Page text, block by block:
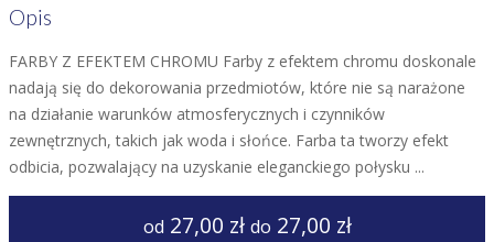
Opis
FARBY Z EFEKTEM CHROMU Farby z efektem chromu doskonale
nadają się do dekorowania przedmiotów, które nie są narażone
na działanie warunków atmosferycznych i czynników
zewnętrznych, takich jak woda i słońce. Farba ta tworzy efekt
odbicia, pozwalający na uzyskanie eleganckiego połysku ...
od 27,00 zł do 27,00 zł